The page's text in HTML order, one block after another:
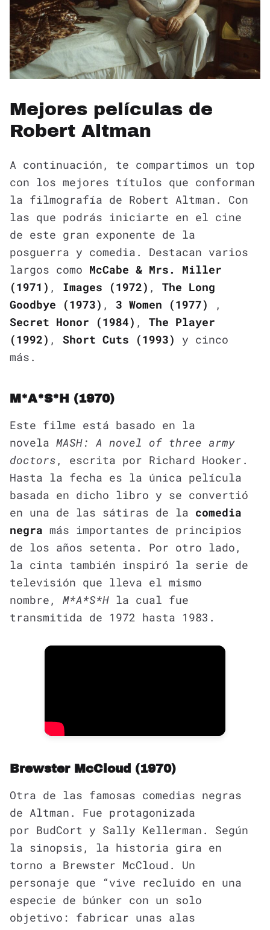
Mejores películas de
Robert Altman
A continuación, te compartimos un top
con los mejores títulos que conforman
la filmografía de Robert Altman. Con
las que podrás iniciarte en el cine
de este gran exponente de la
posguerra y comedia. Destacan varios
largos como McCabe & Mrs. Miller
(1971) , Images (1972) , The Long
Goodbye (1973) , 3 Women (1977)
,
Secret Honor (1984) , The Player
(1992) , Short Cuts (1993) y cinco
más.
M*A*S*H (1970)
Este filme está basado en la
novela MASH: A novel of three army
doctors , escrita por Richard Hooker.
Hasta la fecha es la única película
basada en dicho libro y se convertió
en una de las sátiras de la comedia
negra más importantes de principios
de los años setenta. Por otro lado,
la cinta también inspiró la serie de
televisión que lleva el mismo
nombre, M*A*S*H la cual fue
transmitida de 1972 hasta 1983.
Brewster McCloud (1970)
Otra de las famosas comedias negras
de Altman. Fue protagonizada
por BudCort y Sally Kellerman. Según
la sinopsis, la historia gira en
torno a Brewster McCloud. Un
personaje que “vive recluido en una
especie de búnker con un solo
objetivo: fabricar unas alas